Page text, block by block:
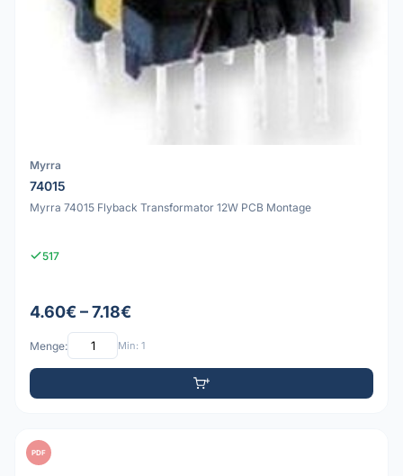
Myrra
74015
Myrra 74015 Flyback Transformator 12W PCB Montage
517
4.60€ – 7.18€
Menge: Min: 1
PDF